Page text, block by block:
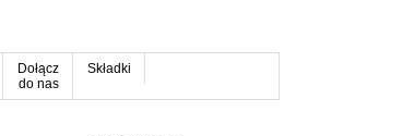
Dołącz
do nas
Składki